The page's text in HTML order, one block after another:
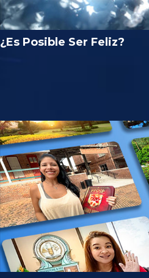
¿Es Posible Ser Feliz?